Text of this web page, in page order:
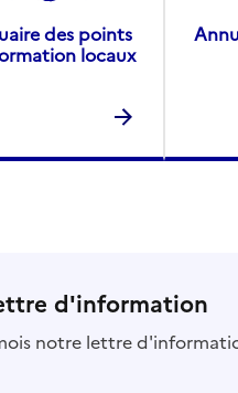
des points
locaux
d'information
notre lettre